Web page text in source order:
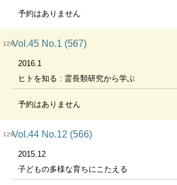
予約はありません
128Vol.45 No.1 (567)
2016.1
ヒトを知る : 霊長類研究から学ぶ
予約はありません
129Vol.44 No.12 (566)
2015.12
子どもの多様な育ちにこたえる